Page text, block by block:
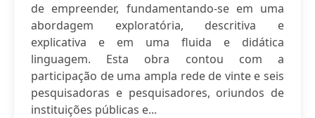
de empreender, fundamentando-se em uma
abordagem exploratória, descritiva e
explicativa e em uma fluida e didática
linguagem. Esta obra contou com a
participação de uma ampla rede de vinte e seis
pesquisadoras e pesquisadores, oriundos de
instituições públicas e...